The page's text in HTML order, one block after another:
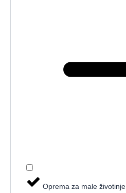
Oprema za male životinje